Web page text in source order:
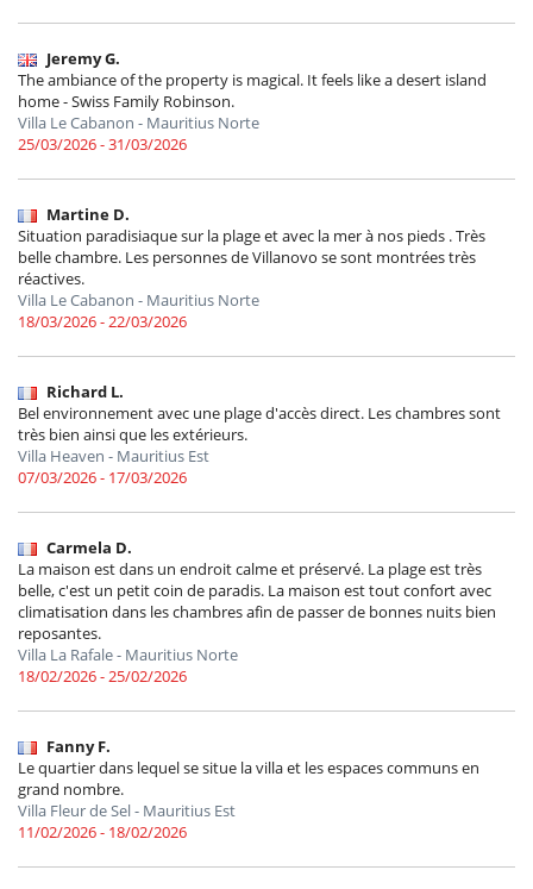
Jeremy G.
The ambiance of the property is magical. It feels like a desert island
home - Swiss Family Robinson.
Villa Le Cabanon - Mauritius Norte
25/03/2026 - 31/03/2026
Martine D.
Situation paradisiaque sur la plage et avec la mer à nos pieds . Très
belle chambre. Les personnes de Villanovo se sont montrées très
réactives.
Villa Le Cabanon - Mauritius Norte
18/03/2026 - 22/03/2026
Richard L.
Bel environnement avec une plage d'accès direct. Les chambres sont
très bien ainsi que les extérieurs.
Villa Heaven - Mauritius Est
07/03/2026 - 17/03/2026
Carmela D.
La maison est dans un endroit calme et préservé. La plage est très
belle, c'est un petit coin de paradis. La maison est tout confort avec
climatisation dans les chambres afin de passer de bonnes nuits bien
reposantes.
Villa La Rafale - Mauritius Norte
18/02/2026 - 25/02/2026
Fanny F.
Le quartier dans lequel se situe la villa et les espaces communs en
grand nombre.
Villa Fleur de Sel - Mauritius Est
11/02/2026 - 18/02/2026